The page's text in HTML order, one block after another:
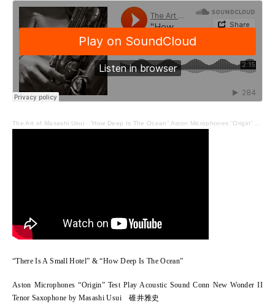
The Art of Masashi Usui ·“How Deep Is The Ocean” Aston Microphones “Origin” Acoustic Sound Conn New Wonder II Tenor Saxophone
“There Is A Small Hotel” & “How Deep Is The Ocean”
Aston Microphones “Origin” Test Play Acoustic Sound Conn New Wonder II
Tenor Saxophone by Masashi Usui 碓井雅史